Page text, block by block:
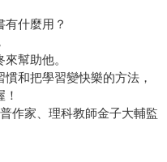
什麼用？
幫助他。
和把學習變快樂的方法，
作家、理科教師金子大輔監